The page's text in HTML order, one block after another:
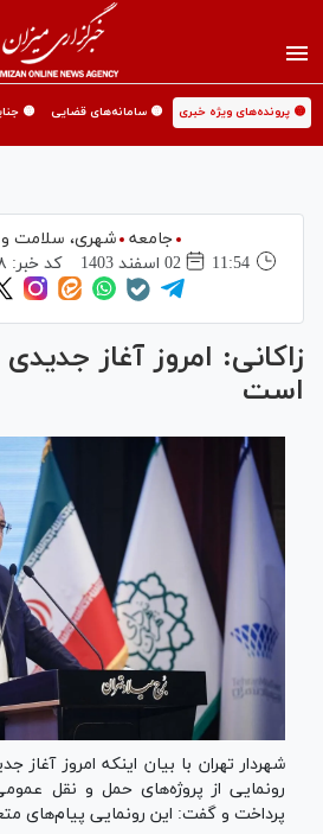
🟡 پرونده‌های ویژه خبری 🟡 سامانه‌های قضایی 🟡
جامعه
شهری،‌ سلامت و
11:54
02 اسفند 1403 کد خبر:
زاکانی: امروز آغاز
است
شهردار تهران با بیان اینکه امروز آغاز
رونمایی از پروژه‌های حمل و نقل
پرداخت و گفت: این رونمایی پیام‌های